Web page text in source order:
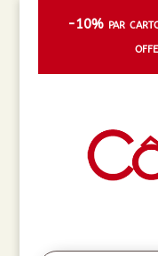
-10% par